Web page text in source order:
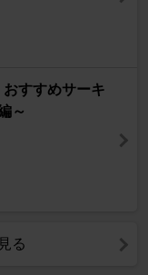
おすすめサーキ
～
る